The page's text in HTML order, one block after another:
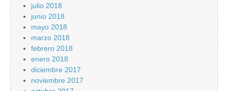
julio 2018
junio 2018
mayo 2018
marzo 2018
febrero 2018
enero 2018
diciembre 2017
noviembre 2017